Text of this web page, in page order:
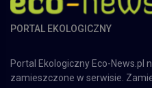
PORTAL EKOLOGICZNY
Portal Ekologiczny Eco-News.pl
zamieszczone w serwisie.